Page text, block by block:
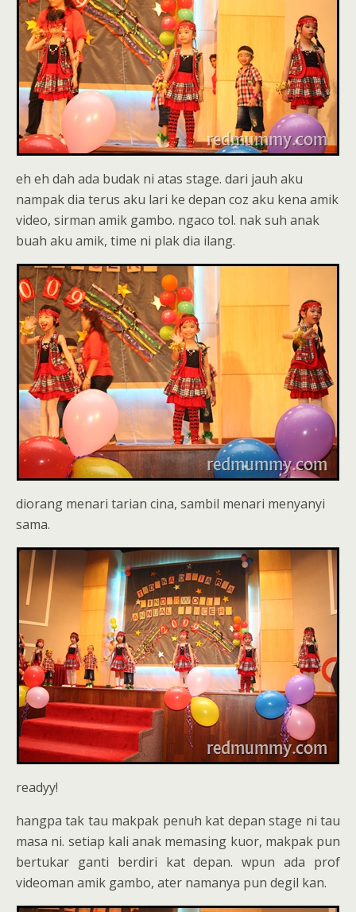
eh eh dah ada budak ni atas stage. dari jauh aku
nampak dia terus aku lari ke depan coz aku kena amik
video, sirman amik gambo. ngaco tol. nak suh anak
buah aku amik, time ni plak dia ilang.
diorang menari tarian cina, sambil menari menyanyi
sama.
readyy!
hangpa tak tau makpak penuh kat depan stage ni tau
masa ni. setiap kali anak memasing kuor, makpak pun
bertukar ganti berdiri kat depan. wpun ada prof
videoman amik gambo, ater namanya pun degil kan.